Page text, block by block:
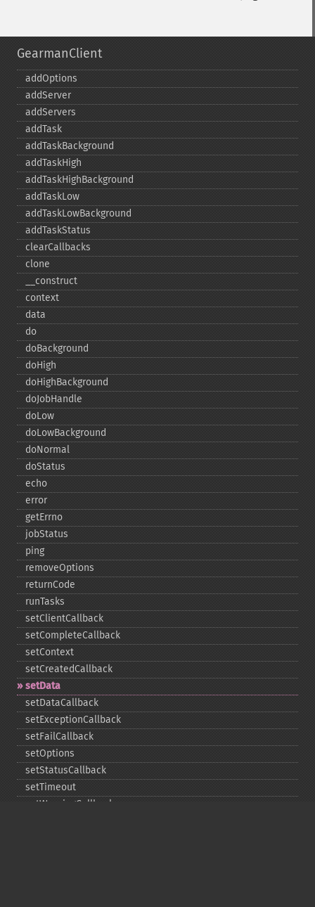
GearmanClient
addOptions
addServer
addServers
addTask
addTaskBackground
addTaskHigh
addTaskHighBackground
addTaskLow
addTaskLowBackground
addTaskStatus
clearCallbacks
clone
_​_​construct
context
data
do
doBackground
doHigh
doHighBackground
doJobHandle
doLow
doLowBackground
doNormal
doStatus
echo
error
getErrno
jobStatus
ping
removeOptions
returnCode
runTasks
setClientCallback
setCompleteCallback
setContext
setCreatedCallback
setData
setDataCallback
setExceptionCallback
setFailCallback
setOptions
setStatusCallback
setTimeout
setWarningCallback